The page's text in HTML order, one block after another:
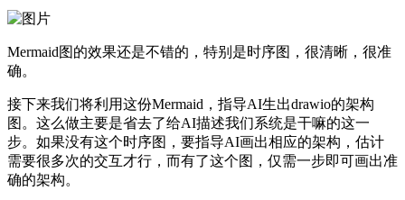
Mermaid图的效果还是不错的，特别是时序图，很清晰，很准
确。
接下来我们将利用这份Mermaid，指导AI生出drawio的架构
图。这么做主要是省去了给AI描述我们系统是干嘛的这一
步。如果没有这个时序图，要指导AI画出相应的架构，估计
需要很多次的交互才行，而有了这个图，仅需一步即可画出准
确的架构。